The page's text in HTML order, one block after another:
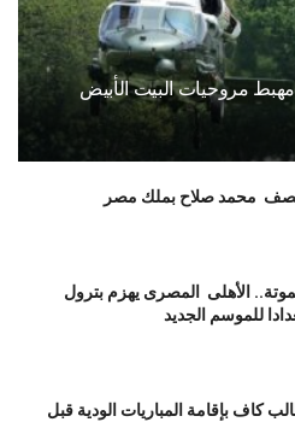
مهبط مروحيات البيت الأبيض
محمد صلاح بملك مصر
الأهلى المصرى يهزم بترول
كاف بإقامة المباريات الودية قبل